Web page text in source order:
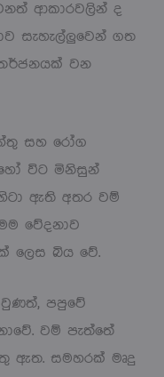
ආකාරවලින් ද
සැහැල්ලුවෙන් ගත
වන
සහ රෝග
විට මිනිසුන්
ඇති අතර වම්
වේදනාව
ලෙස බිය වේ.
පපුවේ
වම් පැත්තේ
ඇත. සමහරක් මෘදු